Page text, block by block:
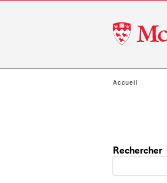
McGill
University
Accueil
Rechercher